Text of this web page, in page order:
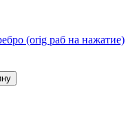
(orig раб на нажатие)